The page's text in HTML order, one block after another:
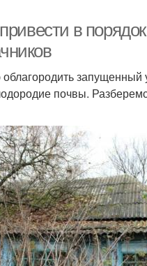
в
запущенный
почвы.